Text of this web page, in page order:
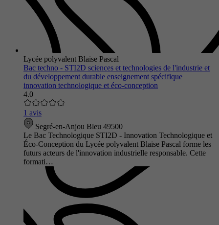
Lycée polyvalent Blaise Pascal
Bac techno - STI2D sciences et technologies de l'industrie et
du développement durable enseignement spécifique
innovation technologique et éco-conception
4.0
1 avis
Segré-en-Anjou Bleu 49500
Le Bac Technologique STI2D - Innovation Technologique et
Éco-Conception du Lycée polyvalent Blaise Pascal forme les
futurs acteurs de l'innovation industrielle responsable. Cette
formati…